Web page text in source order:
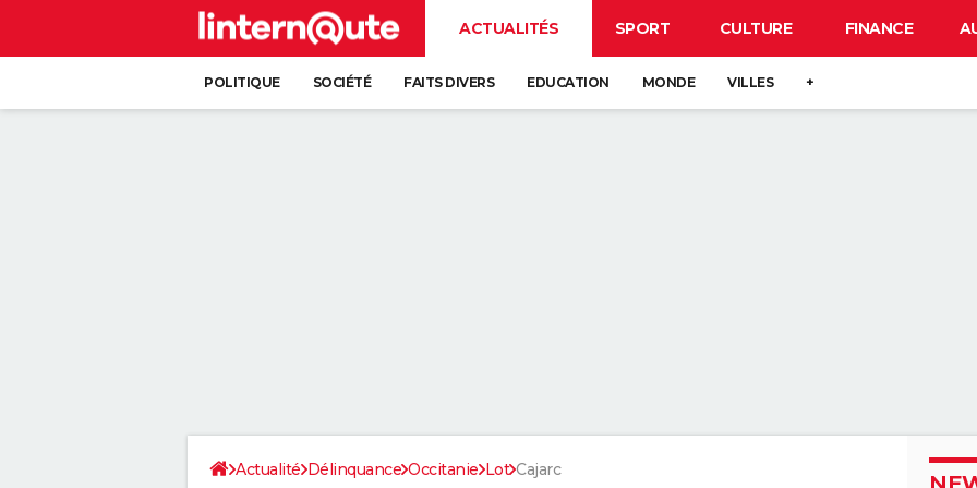
ACTUALITÉS SPORT CULTURE FINANCE
POLITIQUE SOCIÉTÉ FAITS DIVERS EDUCATION MONDE VILLES +
Actualité Délinquance Occitanie Lot Cajarc